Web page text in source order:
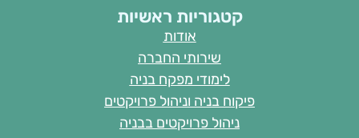
קטגוריות ראשיות
אודות
שירותי החברה
לימודי מפקח בניה
פיקוח בניה וניהול פרויקטים
ניהול פרויקטים בבניה